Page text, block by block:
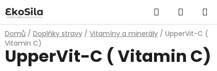
na
obsah
Hledat
KOŠÍK
Domů / Doplňky stravy / Vitamíny a minerály / UpperVit-C (
Vitamin C)
UpperVit-C ( Vitamin C)